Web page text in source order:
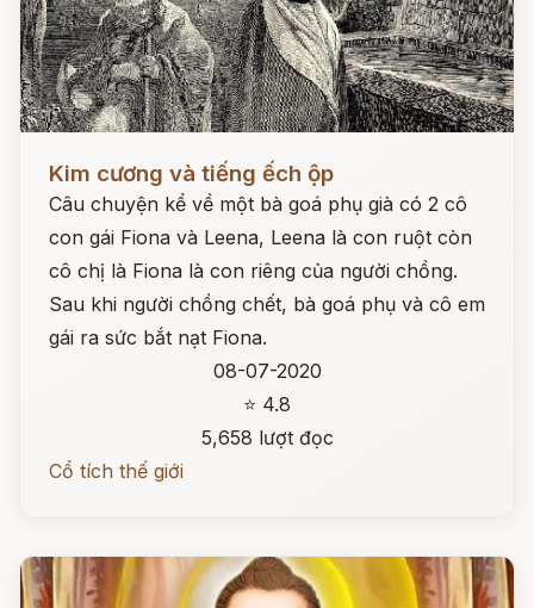
Kim cương và tiếng ếch ộp
Câu chuyện kể về một bà goá phụ già có 2 cô
con gái Fiona và Leena, Leena là con ruột còn
cô chị là Fiona là con riêng của người chồng.
Sau khi người chồng chết, bà goá phụ và cô em
gái ra sức bắt nạt Fiona.
08-07-2020
⭐ 4.8
5,658 lượt đọc
Cổ tích thế giới